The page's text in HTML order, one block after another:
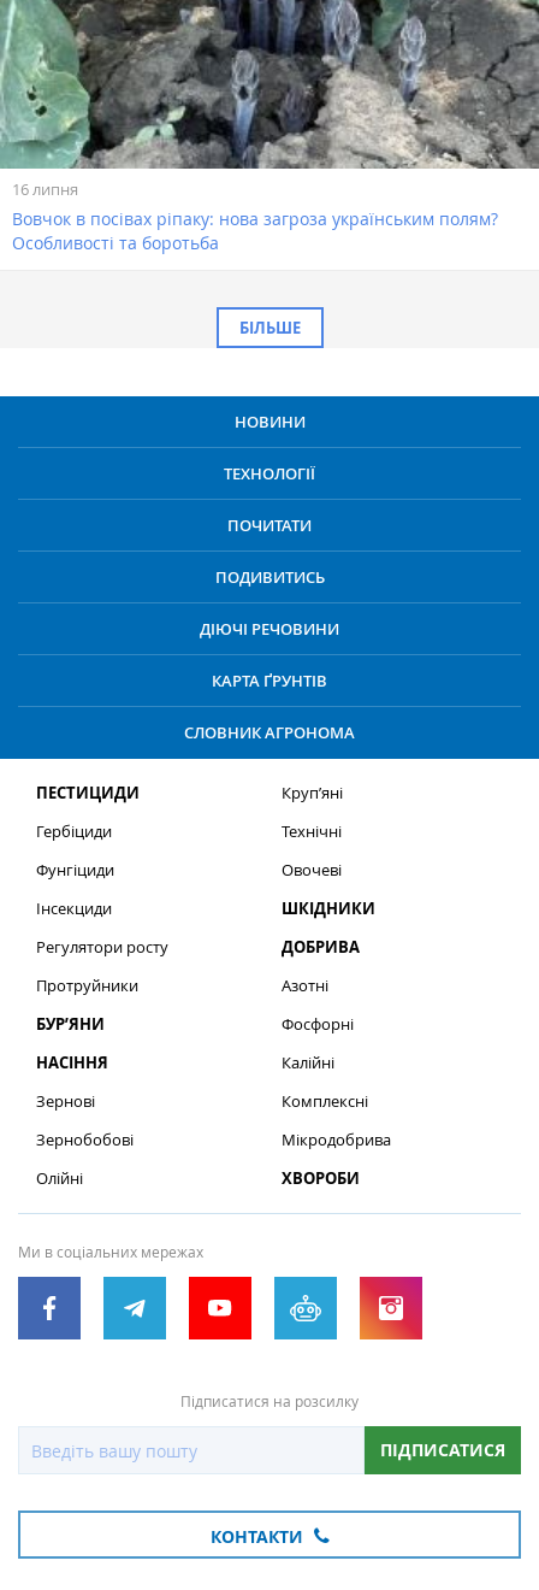
16 липня
Вовчок в посівах ріпаку: нова загроза українським полям?
Особливості та боротьба
БІЛЬШЕ
НОВИНИ
ТЕХНОЛОГІЇ
ПОЧИТАТИ
ПОДИВИТИСЬ
ДІЮЧІ РЕЧОВИНИ
КАРТА ҐРУНТІВ
СЛОВНИК АГРОНОМА
ПЕСТИЦИДИ
Гербіциди
Фунгіциди
Інсекциди
Регулятори росту
Протруйники
БУР’ЯНИ
НАСІННЯ
Зернові
Зернобобові
Олійні
Круп’яні
Технічні
Овочеві
ШКІДНИКИ
ДОБРИВА
Азотні
Фосфорні
Калійні
Комплексні
Мікродобрива
ХВОРОБИ
Ми в соціальних мережах
Підписатися на розсилку
ПІДПИСАТИСЯ
КОНТАКТИ